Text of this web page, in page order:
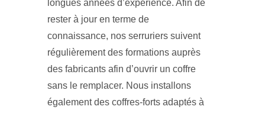
longues années d’expérience. Afin de
rester à jour en terme de
connaissance, nos serruriers suivent
régulièrement des formations auprès
des fabricants afin d’ouvrir un coffre
sans le remplacer. Nous installons
également des coffres-forts adaptés à